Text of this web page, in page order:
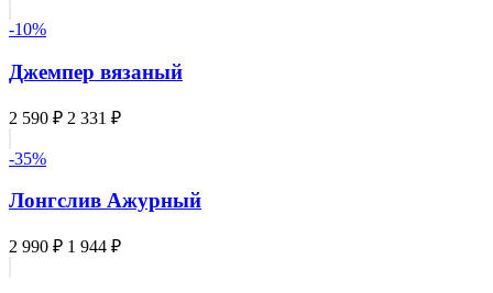
-10%
Джемпер вязаный
2 590 ₽ 2 331 ₽
-35%
Лонгслив Ажурный
2 990 ₽ 1 944 ₽